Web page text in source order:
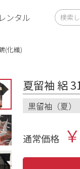
ンタル
(化繊)
夏留袖 絽
黒留袖（夏）
通常価格